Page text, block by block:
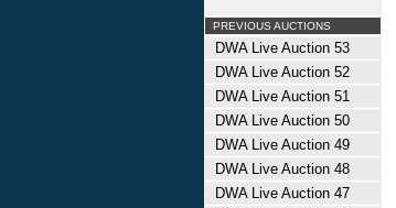
PREVIOUS AUCTIONS
DWA Live Auction 53
DWA Live Auction 52
DWA Live Auction 51
DWA Live Auction 50
DWA Live Auction 49
DWA Live Auction 48
DWA Live Auction 47